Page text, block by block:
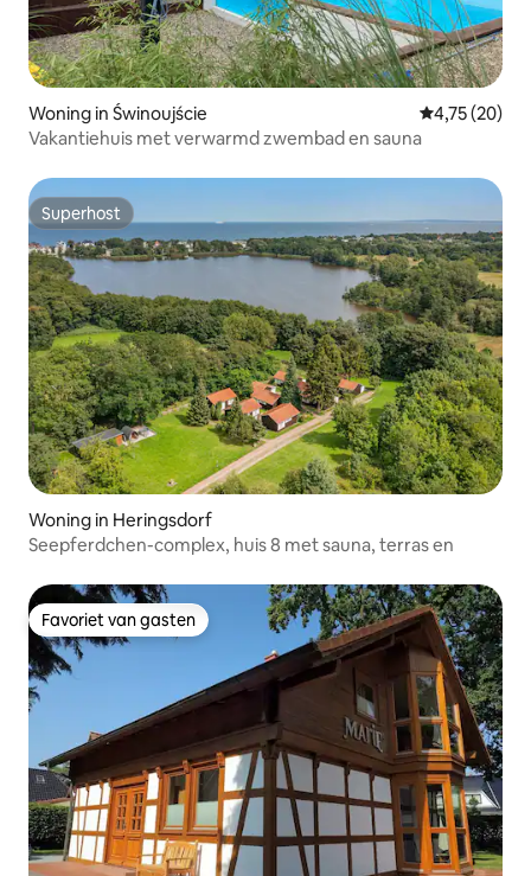
Woning in Świnoujście Gemiddelde
4,75 (20)
Vakantiehuis met verwarmd zwembad en sauna
Superhost
Superhost
Woning in Heringsdorf
Seepferdchen-complex, huis 8 met sauna, terras en
Favoriet van gasten
Favoriet van gasten